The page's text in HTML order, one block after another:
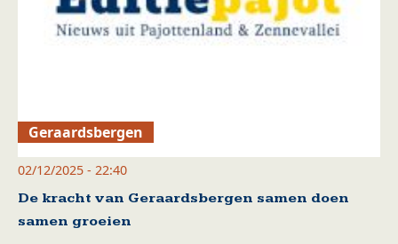
Geraardsbergen
02/12/2025 - 22:40
De kracht van Geraardsbergen samen doen
samen groeien